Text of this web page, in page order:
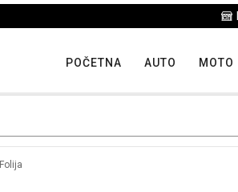
POČETNA AUTO MOTO
Folija